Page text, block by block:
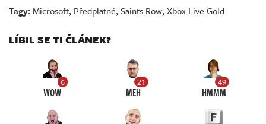
Tagy: Microsoft, Předplatné,Saints Row,Xbox Live Gold
LÍBIL SE TI ČLÁNEK?
6
WOW
21
MEH
49
HMMM